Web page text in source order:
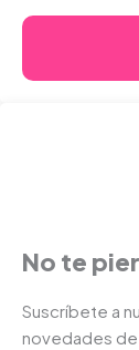
No te
Suscríbete a
novedades